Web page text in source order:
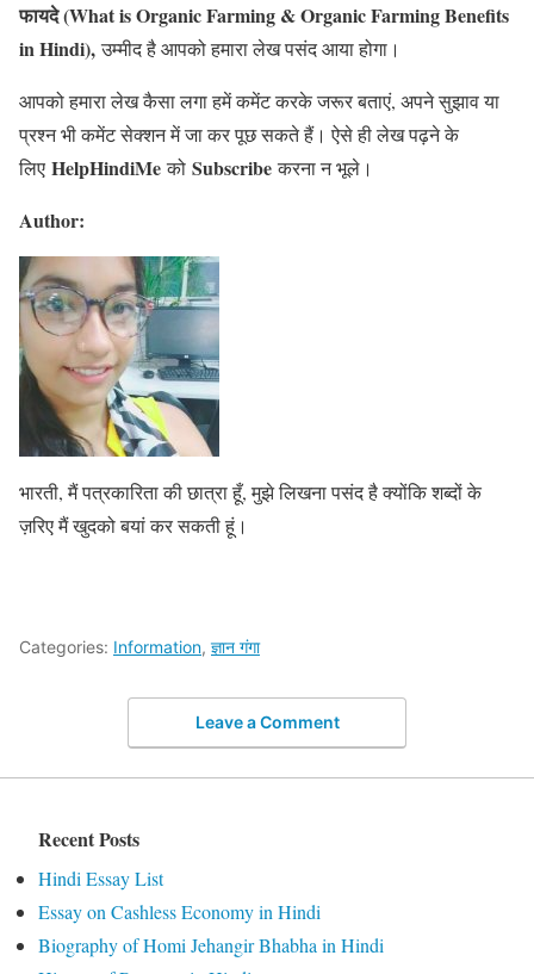
फायदे (What is Organic Farming & Organic Farming Benefits
in Hindi),उम्मीद है आपको हमारा लेख पसंद आया होगा।
आपको हमारा लेख कैसा लगा हमें कमेंट करके जरूर बताएं, अपने सुझाव या
प्रश्न भी कमेंट सेक्शन में जा कर पूछ सकते हैं। ऐसे ही लेख पढ़ने के
लिए HelpHindiMeको Subscribeकरना न भूले।
Author:
भारती, मैं पत्रकारिता की छात्रा हूँ, मुझे लिखना पसंद है क्योंकि शब्दों के
ज़रिए मैं खुदको बयां कर सकती हूं।
Categories: Information, ज्ञान गंगा
Leave a Comment
Recent Posts
Hindi Essay List
Essay on Cashless Economy in Hindi
Biography of Homi Jehangir Bhabha in Hindi